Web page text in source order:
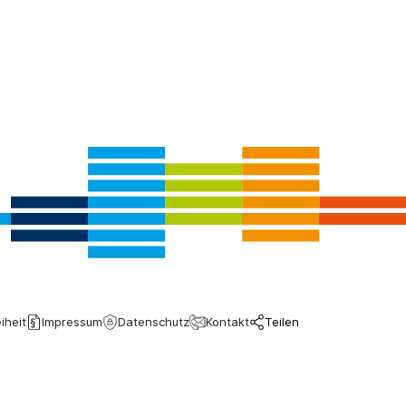
Impressum Datenschutz Kontakt Teilen